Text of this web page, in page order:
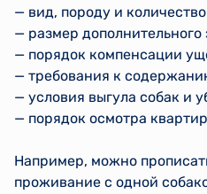
— вид, породу и
— размер дополнительного
— порядок компенсации
— требования к
— условия выгула собак и
— порядок осмотра
Например, можно
проживание с одной